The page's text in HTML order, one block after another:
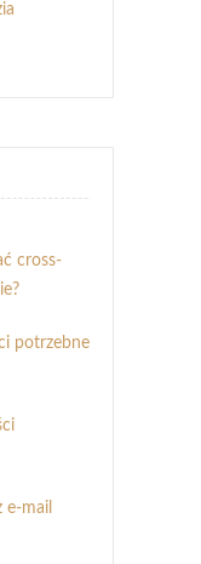
cross-
potrzebne
e-mail